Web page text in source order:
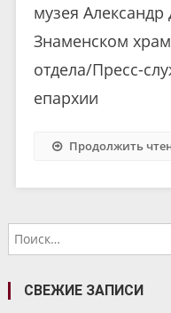
музея
Знаменском
отдела/Пресс-
епархии
Продолжить
СВЕЖИЕ ЗАПИСИ